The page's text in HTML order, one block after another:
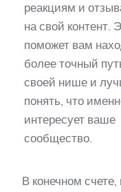
реакциям и
на свой контент.
поможет вам
более точный
своей нише и
понять, что
интересует ваше
сообщество.
В конечном